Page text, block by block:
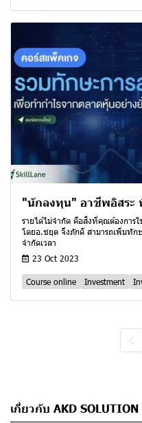
"นักลงทุน" อาชีพอิสระ
รายได้ไม่จำกัด คือสิ่งที่คุณต้องการ
โดยอ.ชยุต จึงภักดี สามารถเพิ่มทัก
จำกัดเวลา
23 Oct 2023
Course online Investment
เกี่ยวกับ AKD SOLUTION